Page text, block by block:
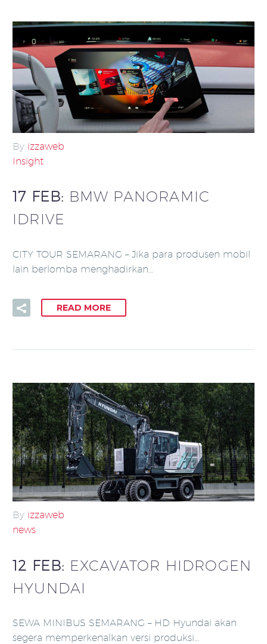
By izzaweb
Insight
17 FEB: BMW PANORAMIC
IDRIVE
CITY TOUR SEMARANG – Jika para produsen mobil
lain berlomba menghadirkan…
READ MORE
By izzaweb
news
12 FEB: EXCAVATOR HIDROGEN
HYUNDAI
SEWA MINIBUS SEMARANG – HD Hyundai akan
segera memperkenalkan versi produksi…